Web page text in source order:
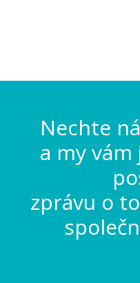
Nechte
a my vám
zprávu o